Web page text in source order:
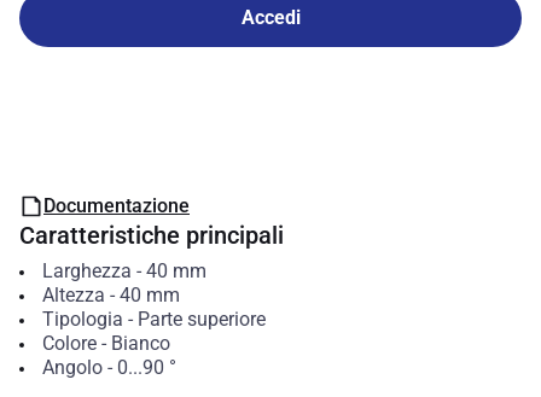
Accedi
Documentazione
Caratteristiche principali
Larghezza - 40 mm
Altezza - 40 mm
Tipologia - Parte superiore
Colore- Bianco
Angolo- 0...90 °